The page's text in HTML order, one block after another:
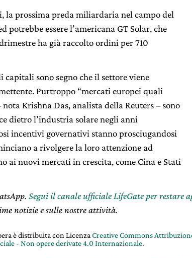
la prossima preda miliardaria nel campo del
potrebbe essere l’americana GT Solar, che
ha già raccolto ordini per 710
sono segno che il settore viene
Purtroppo “mercati europei quali
Krishna Das, analista della Reuters – sono
dietro l’industria solare negli anni
incentivi governativi stanno prosciugandosi
a rivolgere la loro attenzione ad
ai nuovi mercati in crescita, come Cina e Stati
Segui il canale ufficiale LifeGate per restare
notizie e sulle nostre attività.
è distribuita con Licenza Creative Commons
- Non opere derivate 4.0 Internazionale.